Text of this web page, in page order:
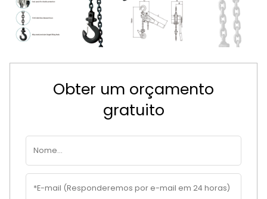
Obter um orçamento
gratuito